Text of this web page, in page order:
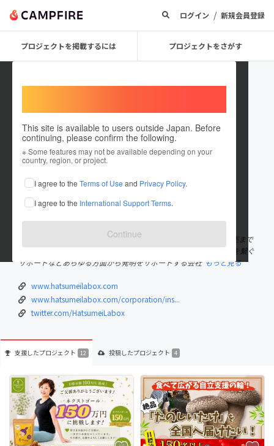
ログイン / 新規会員登録
プロジェクトを掲載するには プロジェクトをさがす
This site is available to users outside Japan. Before
continuing, please confirm the following.
※ Some features may not be available depending on your
country, region, or project.
I agree to the Terms of Use and Privacy Policy.
I agree to the International Support Terms.
Continue
HatsumeiLabox
これまでに12回支援して4件のプロジェクトを投稿しています
在住国：日本 現在地：東京都
出身国：日本 出身地：未設定
株式会社発明ラボックスは、個人・企業の商品開発から製造、販売まで
しております。 また発明発想の勉強の場や、保有する知的財産権を繋ぐ
サポートなどあらゆる方面から発明をサポートする会社 もっと見る
www.hatsumeilabox.com
www.hatsumeilabox.com/corporation/ins...
twitter.com/HatsumeiLabox
支援したプロジェクト 12 投稿したプロジェクト 4